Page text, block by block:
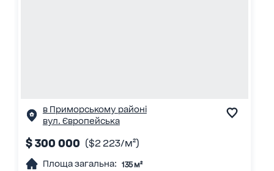
в Приморському районі
вул. Європейська
$ 300 000 ($2 223/м²)
Площа загальна: 135 м²